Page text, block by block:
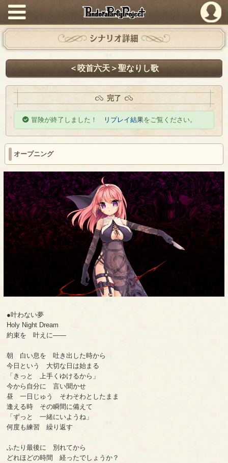
PandoraPartyProject
シナリオ詳細
＜咬首六天＞聖なりし歌
完了
冒険が終了しました！ リプレイ結果をご覧ください。
オープニング
●叶わない夢
Holy Night Dream
約束を 叶えに――
朝 白い息を 吐き出した時から
今日という 大切な日は始まる
「きっと 上手くゆけるから」
今から自分に 言い聞かせ
昼 一日じゅう そわそわとしたまま
逢える時 その瞬間に備えて
「ずっと 一緒にいようね」
何度も練習 繰り返す
ふたり最後に 別れてから
どれほどの時間 経ったでしょうか？